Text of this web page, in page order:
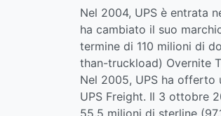
Nel 2004, UPS è entrata
ha cambiato il suo
termine di 110 milioni di
than-truckload) Overnite
Nel 2005, UPS ha
UPS Freight. Il 3 ottobre
55,5 milioni di sterline